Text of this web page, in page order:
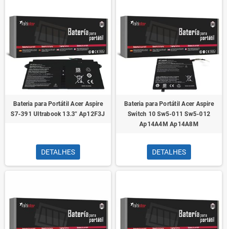
Bateria para Portátil Acer Aspire
S7-391 Ultrabook 13.3" Ap12F3J
DETALHES
Bateria para Portátil Acer Aspire
Switch 10 Sw5-011 Sw5-012
Ap14A4M Ap14A8M
DETALHES